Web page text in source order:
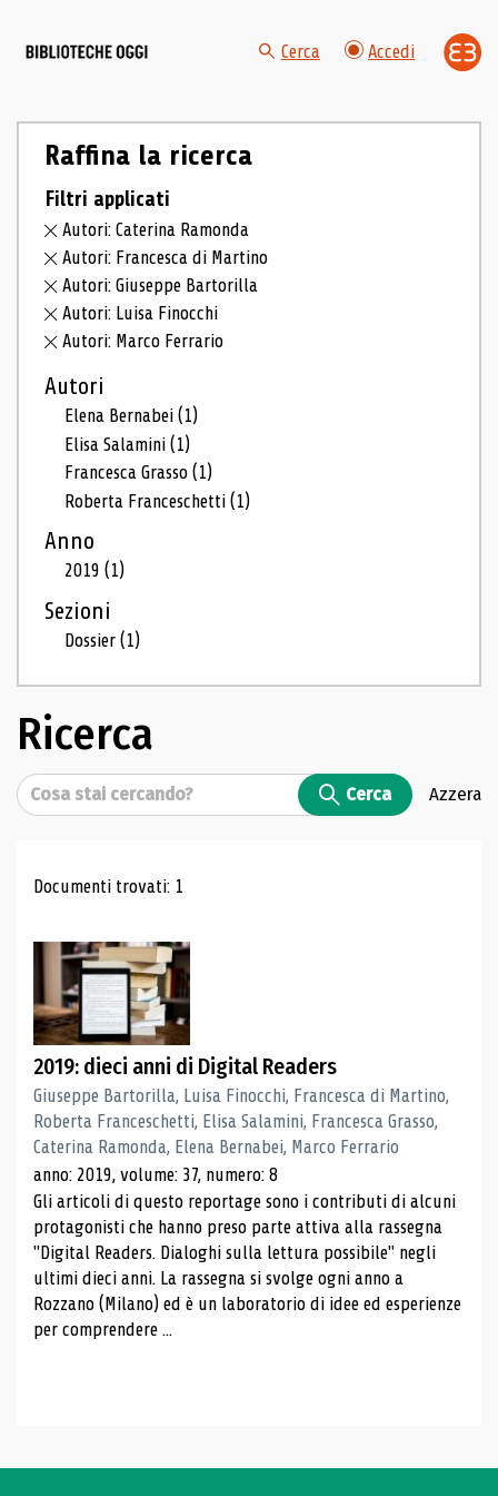
Cerca Accedi
Raffina la ricerca
Filtri applicati
Autori: Caterina Ramonda
Autori: Francesca di Martino
Autori: Giuseppe Bartorilla
Autori: Luisa Finocchi
Autori: Marco Ferrario
Autori
Elena Bernabei(1)
Elisa Salamini(1)
Francesca Grasso(1)
Roberta Franceschetti(1)
Anno
2019(1)
Sezioni
Dossier(1)
Ricerca
Cerca Cerca Azzera
Risultati di ricerca
Documenti trovati: 1
2019: dieci anni di Digital Readers
Giuseppe Bartorilla, Luisa Finocchi, Francesca di Martino,
Roberta Franceschetti, Elisa Salamini, Francesca Grasso,
Caterina Ramonda, Elena Bernabei, Marco Ferrario
anno: 2019, volume: 37, numero: 8
Gli articoli di questo reportage sono i contributi di alcuni
protagonisti che hanno preso parte attiva alla rassegna
"Digital Readers. Dialoghi sulla lettura possibile" negli
ultimi dieci anni. La rassegna si svolge ogni anno a
Rozzano (Milano) ed è un laboratorio di idee ed esperienze
per comprendere ...